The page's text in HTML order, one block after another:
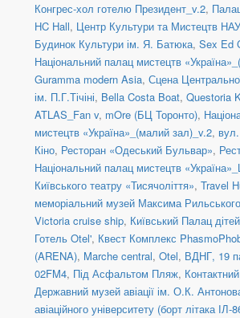
Конгрес-хол готелю Президент_v.2,
HC Hall, Центр Культури та Мистецтв
Будинок Культури ім. Я. Батюка, Sex Ed
Національний палац мистецтв
Guramma modern Asia, Сцена
ім. П.Г.Тічіні, Bella Costa Boat, Questoria
ATLAS_Fan v, mOre (БЦ Торонто),
мистецтв «Україна»_(малий зал)_v.2,
Кіно, Ресторан «Одеський Бульвар»,
Національний палац мистецтв
Київського театру «Тисячоліття», Travel
меморіальний музей Максима Рильського
Victoria cruise ship, Київський Палац
Готель Otel', Квест Комплекс
(ARENA), Marche central, Otel, ВДНГ, 19
02FM4, Під Асфальтом Пляж,
Державний музей авіації ім. О.К.
авіаційного університету (борт літака ІЛ-